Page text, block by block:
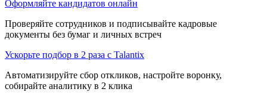
Оформляйте кандидатов онлайн
Проверяйте сотрудников и подписывайте кадровые
документы без бумаг и личных встреч
Ускорьте подбор в 2 раза с Talantix
Автоматизируйте сбор откликов, настройте воронку,
собирайте аналитику в 2 клика